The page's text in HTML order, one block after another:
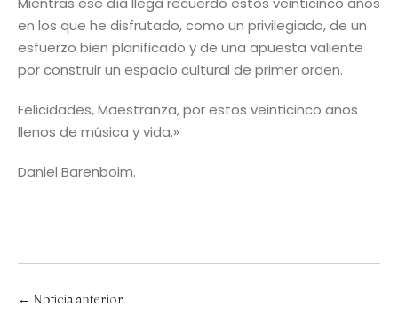
en los que he disfrutado, como un privilegiado, de un
esfuerzo bien planificado y de una apuesta valiente
por construir un espacio cultural de primer orden.
Felicidades, Maestranza, por estos veinticinco años
llenos de música y vida.»
Daniel Barenboim.
← Noticia anterior